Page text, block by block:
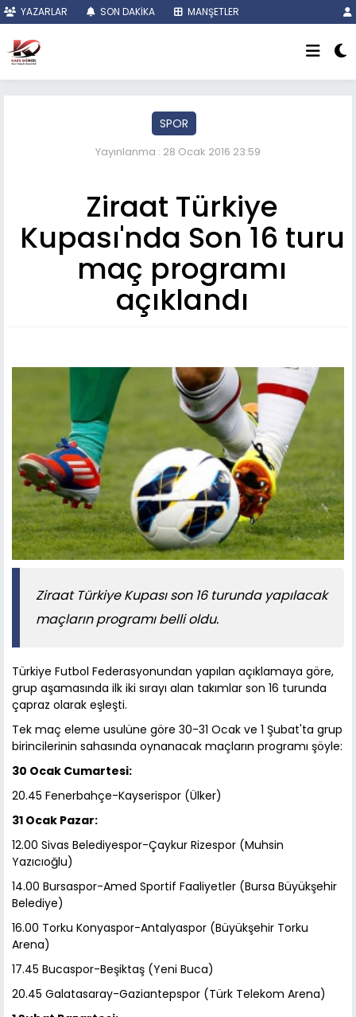
YAZARLAR SON DAKİKA MANŞETLER
SPOR
Yayınlanma : 28 Ocak 2016 23:59
Ziraat Türkiye
Kupası'nda Son 16 turu
maç programı
açıklandı
Ziraat Türkiye Kupası son 16 turunda yapılacak
maçların programı belli oldu.
Türkiye Futbol Federasyonundan yapılan açıklamaya göre,
grup aşamasında ilk iki sırayı alan takımlar son 16 turunda
çapraz olarak eşleşti.
Tek maç eleme usulüne göre 30-31 Ocak ve 1 Şubat'ta grup
birincilerinin sahasında oynanacak maçların programı şöyle:
30 Ocak Cumartesi:
20.45 Fenerbahçe-Kayserispor (Ülker)
31 Ocak Pazar:
12.00 Sivas Belediyespor-Çaykur Rizespor (Muhsin
Yazıcıoğlu)
14.00 Bursaspor-Amed Sportif Faaliyetler (Bursa Büyükşehir
Belediye)
16.00 Torku Konyaspor-Antalyaspor (Büyükşehir Torku
Arena)
17.45 Bucaspor-Beşiktaş (Yeni Buca)
20.45 Galatasaray-Gaziantepspor (Türk Telekom Arena)